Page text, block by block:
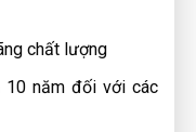
chất lượng
10 năm đối với các